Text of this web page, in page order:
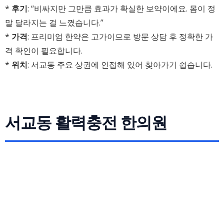
* 후기: “비싸지만 그만큼 효과가 확실한 보약이에요. 몸이 정
말 달라지는 걸 느꼈습니다.”
* 가격: 프리미엄 한약은 고가이므로 방문 상담 후 정확한 가
격 확인이 필요합니다.
* 위치: 서교동 주요 상권에 인접해 있어 찾아가기 쉽습니다.
서교동 활력충전 한의원